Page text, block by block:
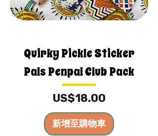
Quirky Pickle Sticker
Pals Penpal Club Pack
價格
US$18.00
新增至購物車